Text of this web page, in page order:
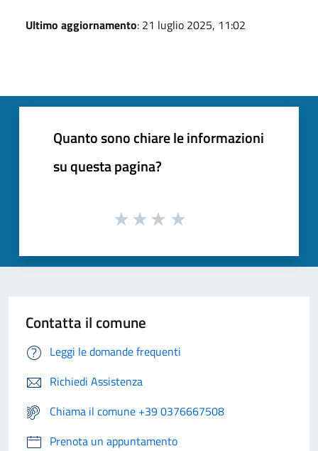
Ultimo aggiornamento: 21 luglio 2025, 11:02
Quanto sono chiare le informazioni
su questa pagina?
Contatta il comune
Leggi le domande frequenti
Richiedi Assistenza
Chiama il comune +39 0376667508
Prenota un appuntamento